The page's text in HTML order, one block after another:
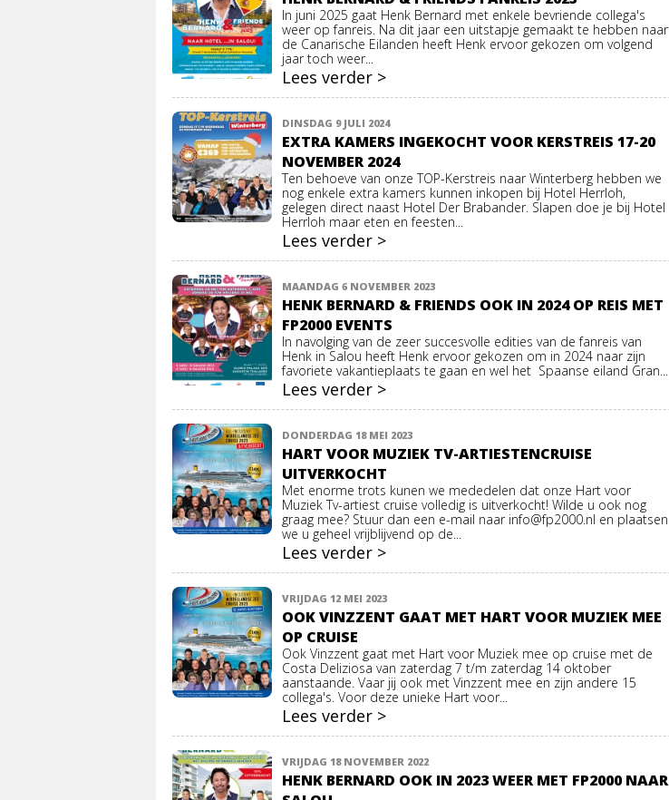
In juni 2025 gaat Henk Bernard met enkele bevriende collega's
weer op fanreis. Na dit jaar een uitstapje gemaakt te hebben naar
de Canarische Eilanden heeft Henk ervoor gekozen om volgend
jaar toch weer...
Lees verder >
DINSDAG 9 JULI 2024
EXTRA KAMERS INGEKOCHT VOOR KERSTREIS 17-20
NOVEMBER 2024
Ten behoeve van onze TOP-Kerstreis naar Winterberg hebben we
nog enkele extra kamers kunnen inkopen bij Hotel Herrloh,
gelegen direct naast Hotel Der Brabander. Slapen doe je bij Hotel
Herrloh maar eten en feesten...
Lees verder >
MAANDAG 6 NOVEMBER 2023
HENK BERNARD & FRIENDS OOK IN 2024 OP REIS MET
FP2000 EVENTS
In navolging van de zeer succesvolle edities van de fanreis van
Henk in Salou heeft Henk ervoor gekozen om in 2024 naar zijn
favoriete vakantieplaats te gaan en wel het Spaanse eiland Gran...
Lees verder >
DONDERDAG 18 MEI 2023
HART VOOR MUZIEK TV-ARTIESTENCRUISE
UITVERKOCHT
Met enorme trots kunen we mededelen dat onze Hart voor
Muziek Tv-artiest cruise volledig is uitverkocht! Wilde u ook nog
graag mee? Stuur dan een e-mail naar info@fp2000.nl en plaatsen
we u geheel vrijblijvend op de...
Lees verder >
VRIJDAG 12 MEI 2023
OOK VINZZENT GAAT MET HART VOOR MUZIEK MEE
OP CRUISE
Ook Vinzzent gaat met Hart voor Muziek mee op cruise met de
Costa Deliziosa van zaterdag 7 t/m zaterdag 14 oktober
aanstaande. Vaar jij ook met Vinzzent mee en zijn andere 15
collega's. Voor deze unieke Hart voor...
Lees verder >
VRIJDAG 18 NOVEMBER 2022
HENK BERNARD OOK IN 2023 WEER MET FP2000 NAAR